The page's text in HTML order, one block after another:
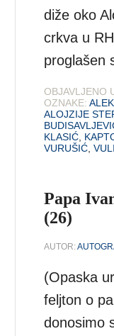
diže oko
crkva u
proglašen
OBJAVLJENO
OZNAKE:
ALOJZIJE
KLASIĆ
VURUŠIĆ ,
Papa
(26)
AUTOR:
(Opaska
feljton o
donosimo